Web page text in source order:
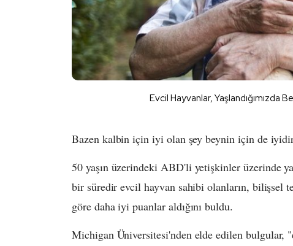
Evcil Hayvanlar, Yaşlandığımızda
Bazen kalbin için iyi olan şey beynin için de
50 yaşın üzerindeki ABD'li yetişkinler üzerinde
bir süredir evcil hayvan sahibi olanların, bilişsel
göre daha iyi puanlar aldığını buldu.
Michigan Üniversitesi'nden elde edilen bulgular,